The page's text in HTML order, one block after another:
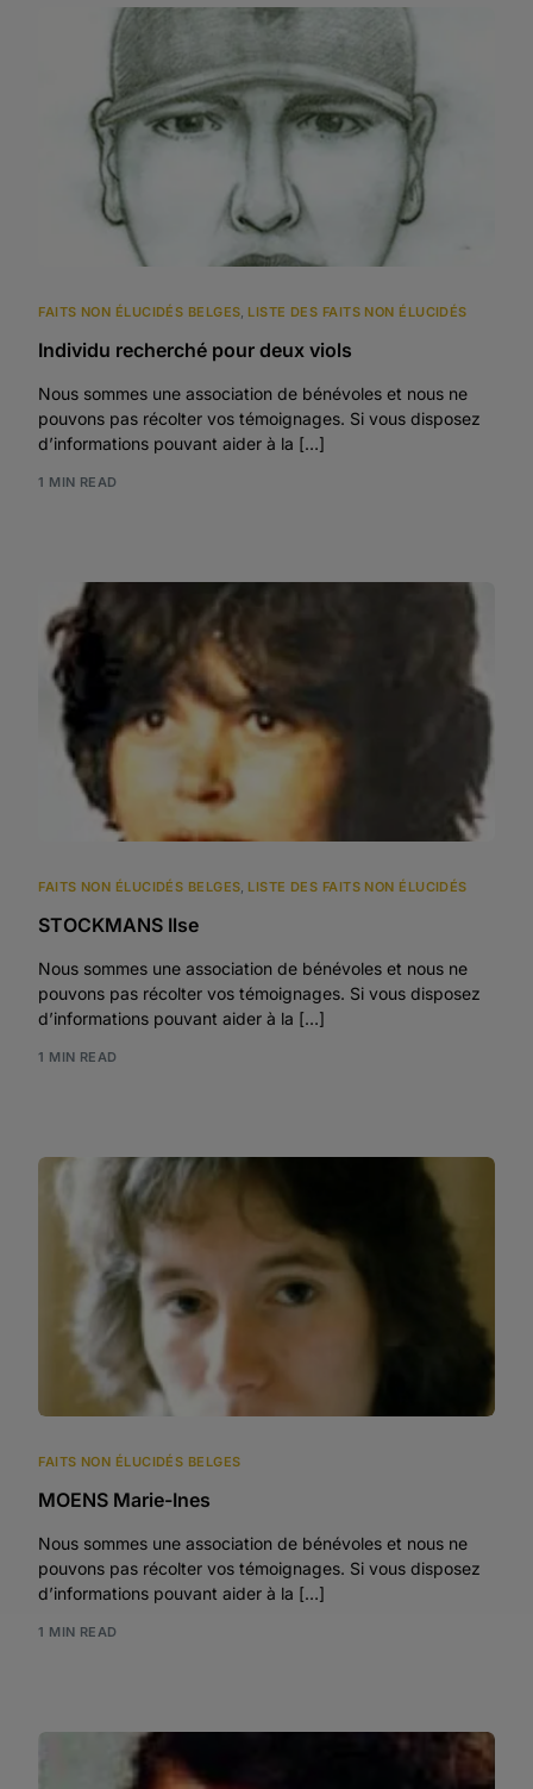
FAITS NON ÉLUCIDÉS BELGES, LISTE DES FAITS NON ÉLUCIDÉS
Individu recherché pour deux viols
Nous sommes une association de bénévoles et nous ne
pouvons pas récolter vos témoignages. Si vous disposez
d’informations pouvant aider à la […]
1 MIN READ
FAITS NON ÉLUCIDÉS BELGES, LISTE DES FAITS NON ÉLUCIDÉS
STOCKMANS Ilse
Nous sommes une association de bénévoles et nous ne
pouvons pas récolter vos témoignages. Si vous disposez
d’informations pouvant aider à la […]
1 MIN READ
FAITS NON ÉLUCIDÉS BELGES
MOENS Marie-Ines
Nous sommes une association de bénévoles et nous ne
pouvons pas récolter vos témoignages. Si vous disposez
d’informations pouvant aider à la […]
1 MIN READ